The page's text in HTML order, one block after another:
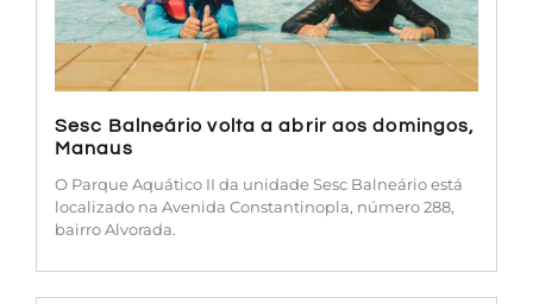
Sesc Balneário volta a abrir aos domingos,
Manaus
O Parque Aquático II da unidade Sesc Balneário está
localizado na Avenida Constantinopla, número 288,
bairro Alvorada.